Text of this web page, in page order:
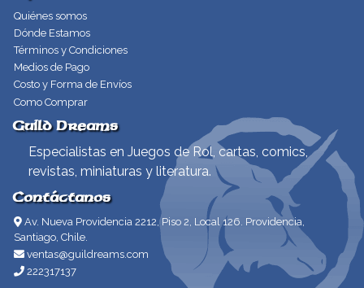
Quiénes somos
Dónde Estamos
Términos y Condiciones
Medios de Pago
Costo y Forma de Envíos
Como Comprar
Guild Dreams
Especialistas en Juegos de Rol, cartas, comics,
revistas, miniaturas y literatura.
Contáctanos
Av. Nueva Providencia 2212, Piso 2, Local 126. Providencia,
Santiago, Chile.
ventas@guildreams.com
222317137